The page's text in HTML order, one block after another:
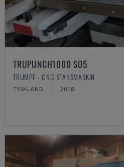
TRUPUNCH1000 S05
TRUMPF - CNC STANSMASKIN
TYSKLAND 2018